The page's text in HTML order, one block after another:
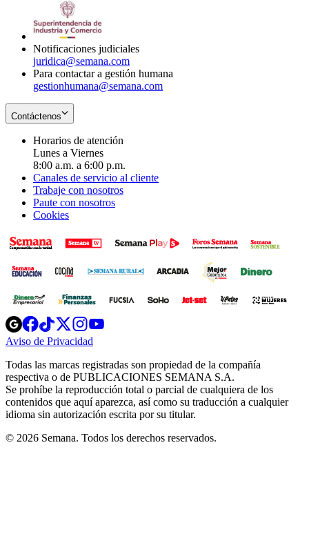
Notificaciones judiciales
juridica@semana.com
Para contactar a gestión humana
gestionhumana@semana.com
Contáctenos
Horarios de atención
Lunes a Viernes
8:00 a.m. a 6:00 p.m.
Canales de servicio al cliente
Trabaje con nosotros
Paute con nosotros
Cookies
Opens
in
new
Opens
in
new
Opens
in
new
window
Opens
new
windowwindow
Aviso de Privacidad
new
window
Todas las marcas registradas son propiedad de la compañía
respectiva o de PUBLICACIONES SEMANA S.A.
Se prohíbe la reproducción total o parcial de cualquiera de los
contenidos que aquí aparezca, así como su traducción a cualquier
idioma sin autorización escrita por su titular.
© 2026 Semana. Todos los derechos reservados.